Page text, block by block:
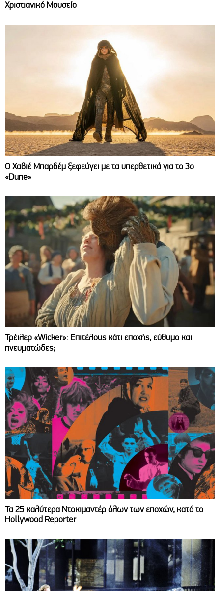
Χριστιανικό Μουσείο
O Χαβιέ Μπαρδέμ ξεφεύγει με τα υπερθετικά για το 3ο
«Dune»
Τρέιλερ «Wicker»: Επιτέλους κάτι εποχής, εύθυμο και
πνευματώδες;
Τα 25 καλύτερα Ντοκιμαντέρ όλων των εποχών, κατά το
Hollywood Reporter